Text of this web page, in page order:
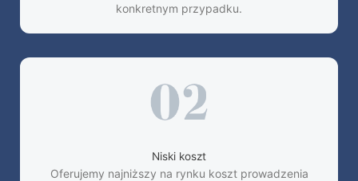
konkretnym przypadku.
Niski koszt
Oferujemy najniższy na rynku koszt prowadzenia